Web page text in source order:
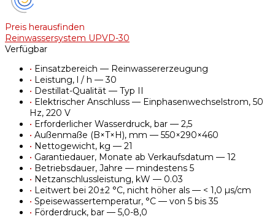
Preis herausfinden
Reinwassersystem UPVD-30
Verfügbar
• Einsatzbereich — Reinwassererzeugung
• Leistung, l / h — 30
• Destillat-Qualität — Typ II
• Elektrischer Anschluss — Einphasenwechselstrom, 50
Hz, 220 V
• Erforderlicher Wasserdruck, bar — 2,5
• Außenmaße (B×T×H), mm — 550×290×460
• Nettogewicht, kg — 21
• Garantiedauer, Monate ab Verkaufsdatum — 12
• Betriebsdauer, Jahre — mindestens 5
• Netzanschlussleistung, kW — 0.03
• Leitwert bei 20±2 °C, nicht höher als — < 1,0 µs/cm
• Speisewassertemperatur, °C — von 5 bis 35
• Förderdruck, bar — 5,0-8,0